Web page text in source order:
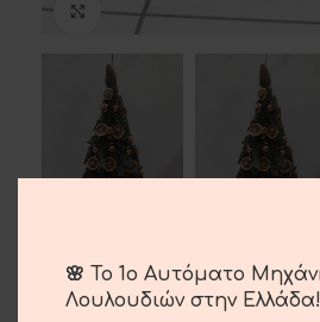
Click to enlarge
🌸 Το 1ο Αυτόματο
Λουλουδιών στην